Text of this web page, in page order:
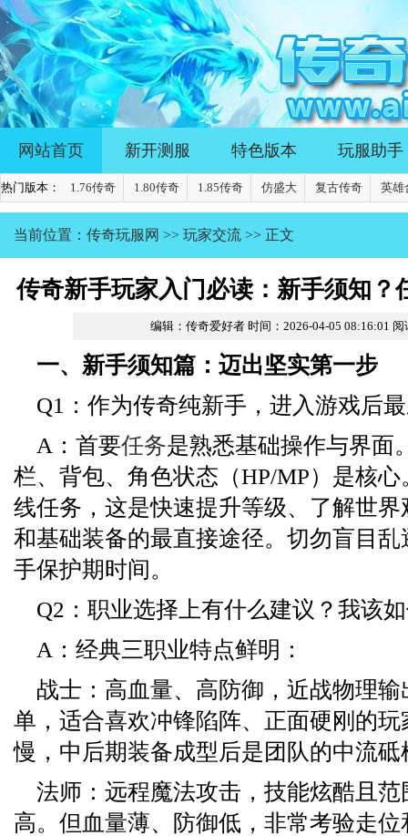
网站首页 新开测服 特色版本 玩服助手
热门版本： 1.76传奇 1.80传奇 1.85传奇 仿盛大 复古传奇 英雄
当前位置： 传奇玩服网 >> 玩家交流 >> 正文
传奇新手玩家入门必读：新手须知？
择？
编辑：传奇爱好者 时间：2026-04-05 08:16:01
一、新手须知篇：迈出坚实第一步
Q1：作为传奇纯新手，进入游戏后
A：首要任务是熟悉基础操作与界面
栏、背包、角色状态（HP/MP）是核
线任务，这是快速提升等级、了解世
和基础装备的最直接途径。切勿盲目
手保护期时间。
Q2：职业选择上有什么建议？我该
A：经典三职业特点鲜明：
战士：高血量、高防御，近战物理
单，适合喜欢冲锋陷阵、正面硬刚的
慢，中后期装备成型后是团队的中流砥
法师：远程魔法攻击，技能炫酷且
高。但血量薄、防御低，非常考验走